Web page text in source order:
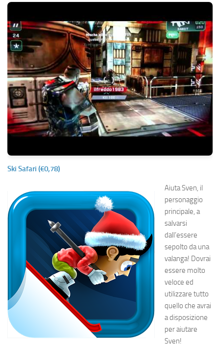
Ski Safari (€0,78)
Aiuta Sven, il
personaggio
principale, a
salvarsi
dall’essere
sepolto da una
valanga! Dovrai
essere molto
veloce ed
utilizzare tutto
quello che avrai
a disposizione
per aiutare
Sven!